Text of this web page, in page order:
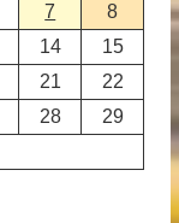
7
8
14
15
21
22
28
29